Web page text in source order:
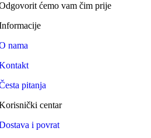
ćemo vam čim prije
nama
pitanja
centar
i povrat